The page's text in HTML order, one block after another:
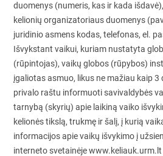
duomenys (numeris, kas ir kada
kelionių organizatoriaus duomenys
juridinio asmens kodas, telefonas, el.
Išvykstant vaikui, kuriam nustatyta
(rūpintojas), vaikų globos (rūpybos)
įgaliotas asmuo, likus ne mažiau kaip 3
privalo raštu informuoti savivaldybės
tarnybą (skyrių) apie laikiną vaiko
kelionės tikslą, trukmę ir šalį, į kurią
informacijos apie vaikų išvykimo į
interneto svetainėje